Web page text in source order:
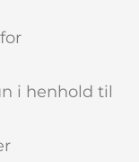
i henhold til